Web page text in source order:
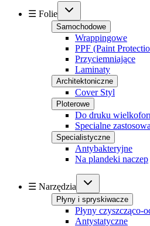
☰ Folie
Samochodowe
Wrappingowe
PPF (Paint
Przyciemniające
Laminaty
Architektoniczne
Cover Styl
Ploterowe
Do druku
Specialne
Specialistyczne
Antybakteryjne
Na plandeki naczep
☰ Narzędzia
Płyny i spryskiwacze
Płyny czyszcząco-
Antystatyczne